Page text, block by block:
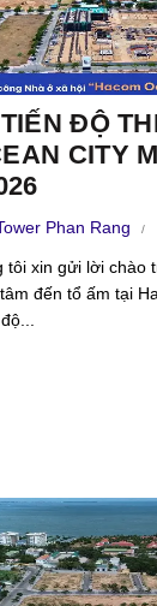
ĐỘ
CITY
Phan Rang
tôi xin gửi lời chào
đến tổ ấm tại